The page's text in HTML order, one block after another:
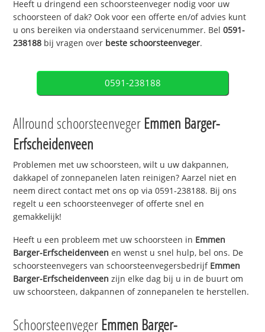
Heeft u dringend een schoorsteenveger nodig voor uw
schoorsteen of dak? Ook voor een offerte en/of advies kunt
u ons bereiken via onderstaand servicenummer. Bel0591-
238188 bij vragen over beste schoorsteenveger.
0591-238188
Allround schoorsteenveger Emmen Barger-
Erfscheidenveen
Problemen met uw schoorsteen, wilt u uw dakpannen,
dakkapel of zonnepanelen laten reinigen? Aarzel niet en
neem direct contact met ons op via 0591-238188. Bij ons
regelt u een schoorsteenveger of offerte snel en
gemakkelijk!
Heeft u een probleem met uw schoorsteen in Emmen
Barger-Erfscheidenveen en wenst u snel hulp, bel ons. De
schoorsteenvegers van schoorsteenvegersbedrijf Emmen
Barger-Erfscheidenveen zijn elke dag bij u in de buurt om
uw schoorsteen, dakpannen of zonnepanelen te herstellen.
Schoorsteenveger Emmen Barger-